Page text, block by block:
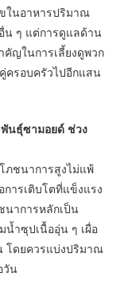
ในอาหารปริมาณ
น ๆ แต่การดูแลด้าน
คัญในการเลี้ยงดูพวก
ครอบครัวไปอีกแสน
นธุ์ซามอยด์ ช่วง
ภชนาการสูงไม่แพ้
ารเติบโตที่แข็งแรง
นาการหลักเป็น
ำซุปเนื้ออุ่น ๆ เผื่อ
โดยควรแบ่งปริมาณ
วัน